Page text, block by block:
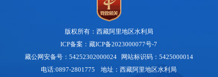
版权所有：西藏阿里地区水利局
ICP备案：藏ICP备2023000077号-7
藏公网安备号： 54252302000024网站标识码：5425000014
电话:0897-2801775 地址：西藏阿里地区水利局